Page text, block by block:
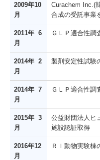
2009年10
月
Curachem Inc.(
合成の受託事業
2011年 6
月
ＧＬＰ適合性調
2014年 2
月
製剤安定性試験
2014年 7
月
ＧＬＰ適合性調
2015年 3
月
公益財団法人ヒ
施設認証取得
2016年12
月
ＲＩ動物実験棟